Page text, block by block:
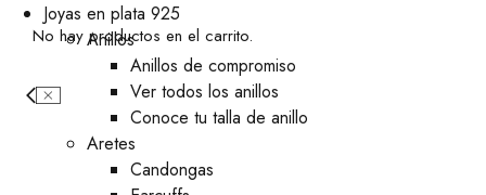
No hay productos en el carrito.
Joyas en plata 925
Anillos
Anillos de compromiso
Ver todos los anillos
Conoce tu talla de anillo
Aretes
⁠Candongas